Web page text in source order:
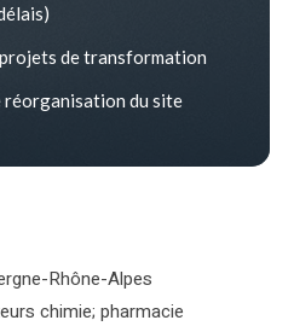
de transformation
réorganisation du site
Rhône-Alpes
chimie; pharmacie